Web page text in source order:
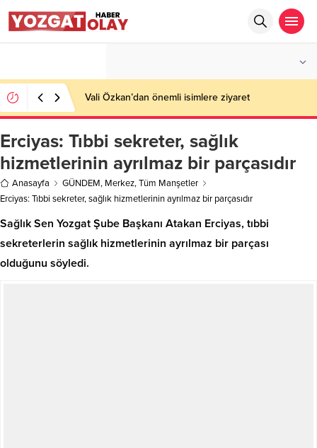
Vali Özkan’dan önemli isimlere ziyaret
Erciyas: Tıbbi sekreter, sağlık
hizmetlerinin ayrılmaz bir parçasıdır
Anasayfa GÜNDEM, Merkez,Tüm Manşetler
Erciyas: Tıbbi sekreter, sağlık hizmetlerinin ayrılmaz bir parçasıdır
Sağlık Sen Yozgat Şube Başkanı Atakan Erciyas, tıbbi
sekreterlerin sağlık hizmetlerinin ayrılmaz bir parçası
olduğunu söyledi.